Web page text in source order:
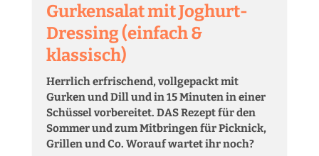
Gurkensalat mit Joghurt-
Dressing (einfach &
klassisch)
Herrlich erfrischend, vollgepackt mit
Gurken und Dill und in 15 Minuten in einer
Schüssel vorbereitet. DAS Rezept für den
Sommer und zum Mitbringen für Picknick,
Grillen und Co. Worauf wartet ihr noch?